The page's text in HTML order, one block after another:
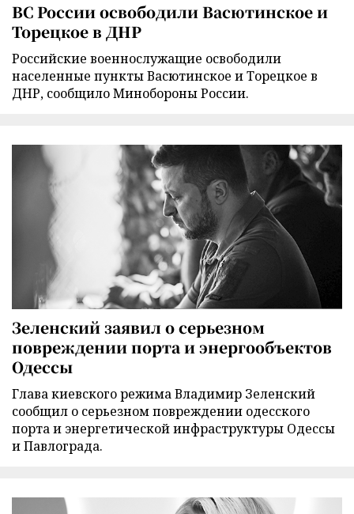
ВС России освободили Васютинское и
Торецкое в ДНР
Российские военнослужащие освободили
населенные пункты Васютинское и Торецкое в
ДНР, сообщило Минобороны России.
Зеленский заявил о серьезном
повреждении порта и энергообъектов
Одессы
Глава киевского режима Владимир Зеленский
сообщил о серьезном повреждении одесского
порта и энергетической инфраструктуры Одессы
и Павлограда.